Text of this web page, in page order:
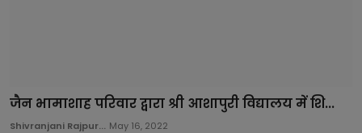
जैन भामाशाह परिवार द्वारा श्री आशापुरी विद्यालय में शि...
Shivranjani Rajpur... May 16, 2022